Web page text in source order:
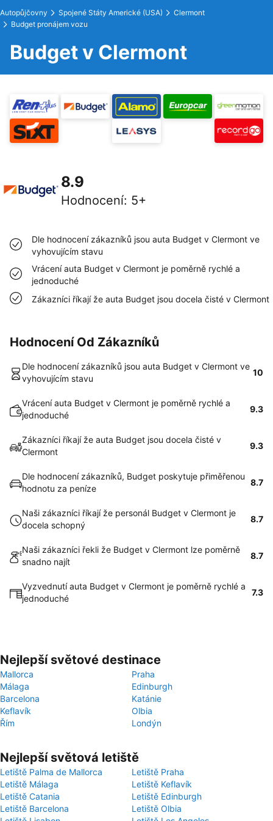
Autopůjčovny Spojené Státy Americké (USA)
Clermont
Budget pronájem vozu
Budget v Clermont
8.9
Hodnocení: 5+
Dle hodnocení zákazníků jsou auta Budget v Clermont ve
vyhovujícím stavu
Vrácení auta Budget v Clermont je poměrně rychlé a
jednoduché
Zákazníci říkají že auta Budget jsou docela čisté v Clermont
Hodnocení Od Zákazníků
Dle hodnocení zákazníků jsou auta Budget v Clermont ve
vyhovujícím stavu
10
Vrácení auta Budget v Clermont je poměrně rychlé a
jednoduché
9.3
Zákazníci říkají že auta Budget jsou docela čisté v
Clermont
9.3
Dle hodnocení zákazníků, Budget poskytuje přiměřenou
hodnotu za peníze
8.7
Naši zákazníci říkají že personál Budget v Clermont je
docela schopný
8.7
Naši zákazníci řekli že Budget v Clermont lze poměrně
snadno najít
8.7
Vyzvednutí auta Budget v Clermont je poměrně rychlé a
jednoduché
7.3
Nejlepší světové destinace
Mallorca
Praha
Málaga
Edinburgh
Barcelona
Katánie
Keflavík
Olbia
Řím
Londýn
Nejlepší světová letiště
Letiště Palma de Mallorca
Letiště Praha
Letiště Málaga
Letiště Keflavík
Letiště Catania
Letiště Edinburgh
Letiště Barcelona
Letiště Olbia